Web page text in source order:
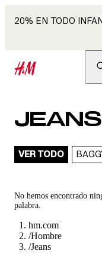
20% EN TODO
VER TODO
No hemos encontrado
palabra.
hm.com
/Hombre
/Jeans